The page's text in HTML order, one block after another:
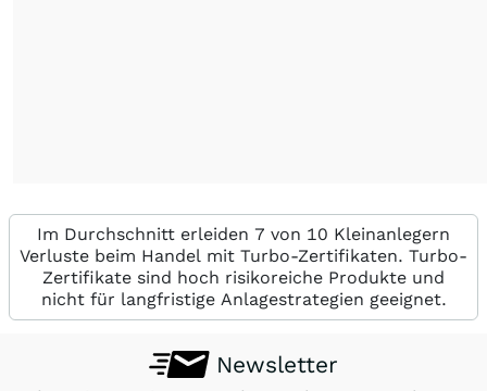
Im Durchschnitt erleiden 7 von 10 Kleinanlegern
Verluste beim Handel mit Turbo-Zertifikaten. Turbo-
Zertifikate sind hoch risikoreiche Produkte und
nicht für langfristige Anlagestrategien geeignet.
Newsletter